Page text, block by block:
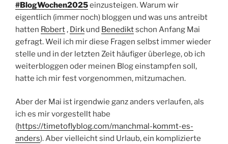
#BlogWochen2025einzusteigen. Warum wir
eigentlich (immer noch) bloggen und was uns antreibt
hatten Robert, Dirk und Benediktschon Anfang Mai
gefragt. Weil ich mir diese Fragen selbst immer wieder
stelle und in der letzten Zeit häufiger überlege, ob ich
weiterbloggen oder meinen Blog einstampfen soll,
hatte ich mir fest vorgenommen, mitzumachen.
Aber der Mai ist irgendwie ganz anders verlaufen, als
ich es mir vorgestellt habe
(https://timetoflyblog.com/manchmal-kommt-es-
anders). Aber vielleicht sind Urlaub, ein komplizierte